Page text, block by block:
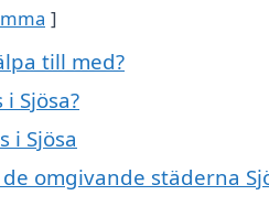
till med?
Sjösa?
i Sjösa
omgivande städerna